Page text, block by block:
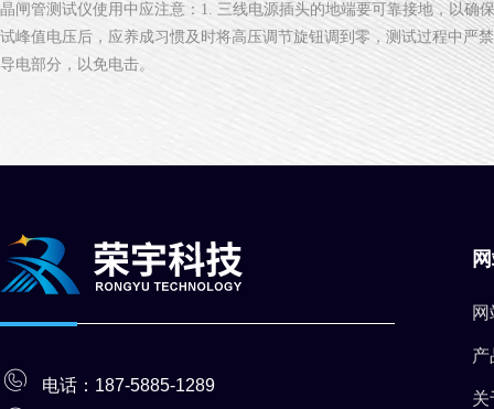
晶闸管测试仪使用中应注意：1. 三线电源插头的地端要可靠接地，以确
试峰值电压后，应养成习惯及时将高压调节旋钮调到零，测试过程中严
导电部分，以免电击。
产
关
电话：187-5885-1289